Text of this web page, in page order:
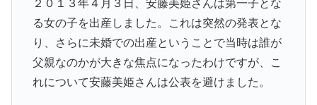
２０１３年４月３日、安藤美姫さんは第一子とな
る女の子を出産 しました。これは突然の発表とな
り、さらに未婚での出産ということで当時は誰が
父親なのかが大きな焦点になったわけですが、こ
れについて安藤美姫さんは公表を避けました。